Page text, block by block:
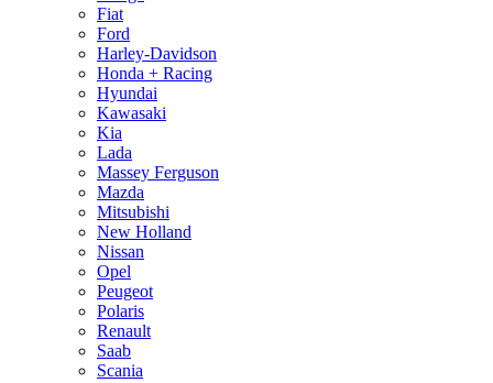
Fiat
Ford
Harley-Davidson
Honda + Racing
Hyundai
Kawasaki
Kia
Lada
Massey Ferguson
Mazda
Mitsubishi
New Holland
Nissan
Opel
Peugeot
Polaris
Renault
Saab
Scania